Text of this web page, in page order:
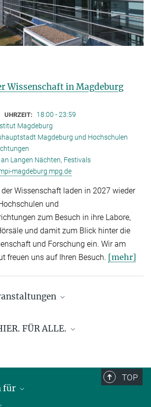
Wissenschaft in Magdeburg
UHRZEIT: 18:00 - 23:59
Magdeburg
Magdeburg und Hochschulen
Langen Nächten, Festivals
magdeburg.mpg.de
Wissenschaft laden in 2027 wieder
und
zum Besuch in ihre Labore,
und damit zum Blick hinter die
und Forschung ein. Wir am
freuen uns auf Ihren Besuch. [mehr]
+49 391 6110 144
FÜR ALLE.
TOP
für